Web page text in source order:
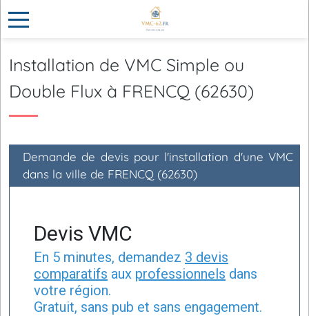
Installation de VMC Simple ou
Double Flux à FRENCQ (62630)
Demande de devis pour l'installation d'une VMC
dans la ville de FRENCQ (62630)
Devis VMC
En 5 minutes, demandez 3 devis
comparatifs aux professionnels dans
votre région.
Gratuit, sans pub et sans engagement.